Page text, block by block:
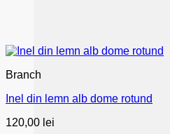
Branch
Inel din lemn alb dome rotund
120,00 lei